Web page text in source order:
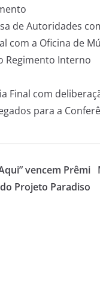
de Autoridades
com a Oficina de
Regimento Interno
Final com
para a
vencem Prêmi
Projeto Paradiso